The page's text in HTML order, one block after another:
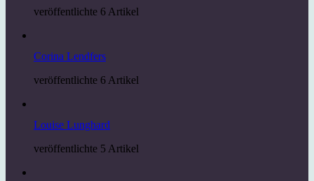
veröffentlichte 6 Artikel
Corina Lendfers
veröffentlichte 6 Artikel
Louise Lunghard
veröffentlichte 5 Artikel